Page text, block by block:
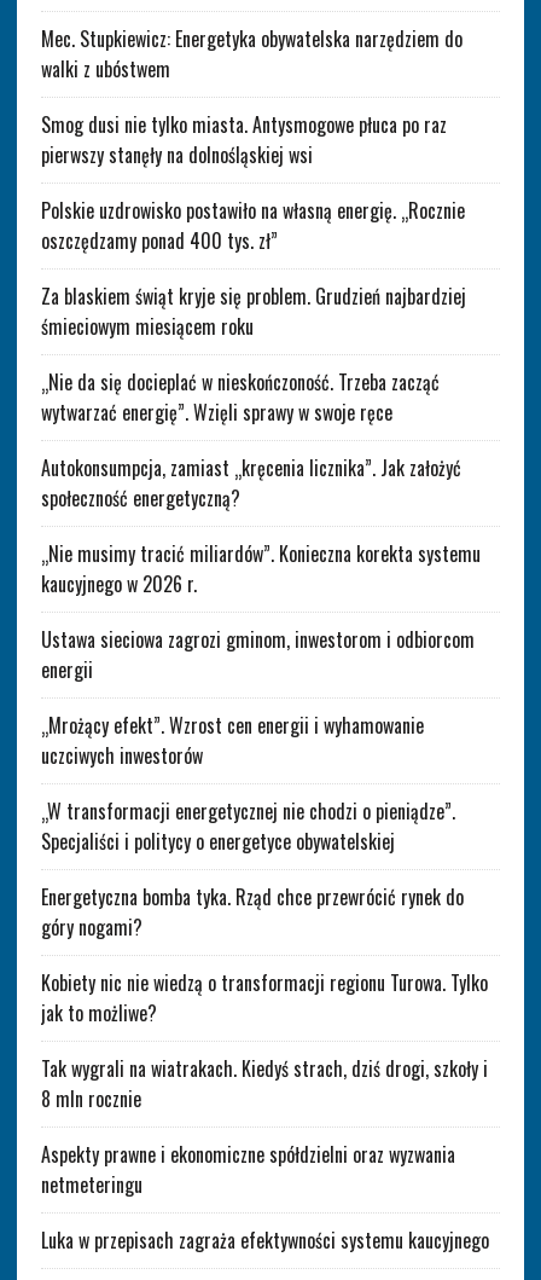
Mec. Stupkiewicz: Energetyka obywatelska narzędziem do
walki z ubóstwem
Smog dusi nie tylko miasta. Antysmogowe płuca po raz
pierwszy stanęły na dolnośląskiej wsi
Polskie uzdrowisko postawiło na własną energię. „Rocznie
oszczędzamy ponad 400 tys. zł”
Za blaskiem świąt kryje się problem. Grudzień najbardziej
śmieciowym miesiącem roku
„Nie da się docieplać w nieskończoność. Trzeba zacząć
wytwarzać energię”. Wzięli sprawy w swoje ręce
Autokonsumpcja, zamiast „kręcenia licznika”. Jak założyć
społeczność energetyczną?
„Nie musimy tracić miliardów”. Konieczna korekta systemu
kaucyjnego w 2026 r.
Ustawa sieciowa zagrozi gminom, inwestorom i odbiorcom
energii
„Mrożący efekt”. Wzrost cen energii i wyhamowanie
uczciwych inwestorów
„W transformacji energetycznej nie chodzi o pieniądze”.
Specjaliści i politycy o energetyce obywatelskiej
Energetyczna bomba tyka. Rząd chce przewrócić rynek do
góry nogami?
Kobiety nic nie wiedzą o transformacji regionu Turowa. Tylko
jak to możliwe?
Tak wygrali na wiatrakach. Kiedyś strach, dziś drogi, szkoły i
8 mln rocznie
Aspekty prawne i ekonomiczne spółdzielni oraz wyzwania
netmeteringu
Luka w przepisach zagraża efektywności systemu kaucyjnego